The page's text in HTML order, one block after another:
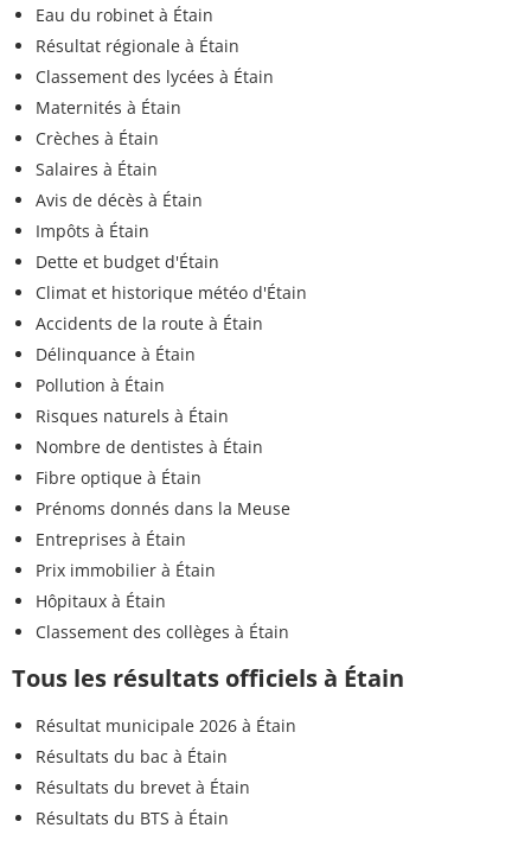
Eau du robinet à Étain
Résultat régionale à Étain
Classement des lycées à Étain
Maternités à Étain
Crèches à Étain
Salaires à Étain
Avis de décès à Étain
Impôts à Étain
Dette et budget d'Étain
Climat et historique météo d'Étain
Accidents de la route à Étain
Délinquance à Étain
Pollution à Étain
Risques naturels à Étain
Nombre de dentistes à Étain
Fibre optique à Étain
Prénoms donnés dans la Meuse
Entreprises à Étain
Prix immobilier à Étain
Hôpitaux à Étain
Classement des collèges à Étain
Tous les résultats officiels à Étain
Résultat municipale 2026 à Étain
Résultats du bac à Étain
Résultats du brevet à Étain
Résultats du BTS à Étain